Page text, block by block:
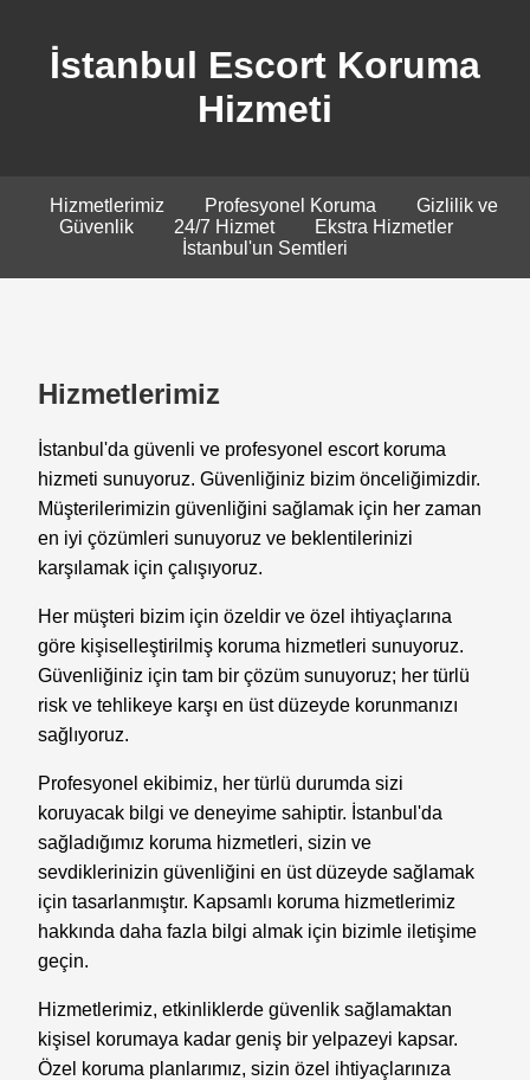
İstanbul Escort Koruma
Hizmeti
Hizmetlerimiz Profesyonel Koruma
Gizlilik ve
Güvenlik
24/7 Hizmet
Ekstra Hizmetler
İstanbul'un Semtleri
Hizmetlerimiz
İstanbul'da güvenli ve profesyonel escort koruma
hizmeti sunuyoruz. Güvenliğiniz bizim önceliğimizdir.
Müşterilerimizin güvenliğini sağlamak için her zaman
en iyi çözümleri sunuyoruz ve beklentilerinizi
karşılamak için çalışıyoruz.
Her müşteri bizim için özeldir ve özel ihtiyaçlarına
göre kişiselleştirilmiş koruma hizmetleri sunuyoruz.
Güvenliğiniz için tam bir çözüm sunuyoruz; her türlü
risk ve tehlikeye karşı en üst düzeyde korunmanızı
sağlıyoruz.
Profesyonel ekibimiz, her türlü durumda sizi
koruyacak bilgi ve deneyime sahiptir. İstanbul'da
sağladığımız koruma hizmetleri, sizin ve
sevdiklerinizin güvenliğini en üst düzeyde sağlamak
için tasarlanmıştır. Kapsamlı koruma hizmetlerimiz
hakkında daha fazla bilgi almak için bizimle iletişime
geçin.
Hizmetlerimiz, etkinliklerde güvenlik sağlamaktan
kişisel korumaya kadar geniş bir yelpazeyi kapsar.
Özel koruma planlarımız, sizin özel ihtiyaçlarınıza